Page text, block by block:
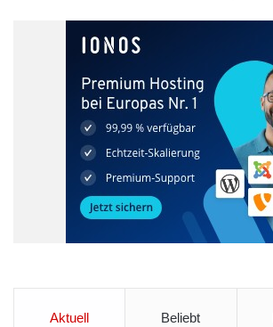
Aktuell Beliebt